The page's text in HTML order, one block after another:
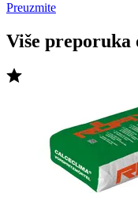
Preuzmite
Više preporuka